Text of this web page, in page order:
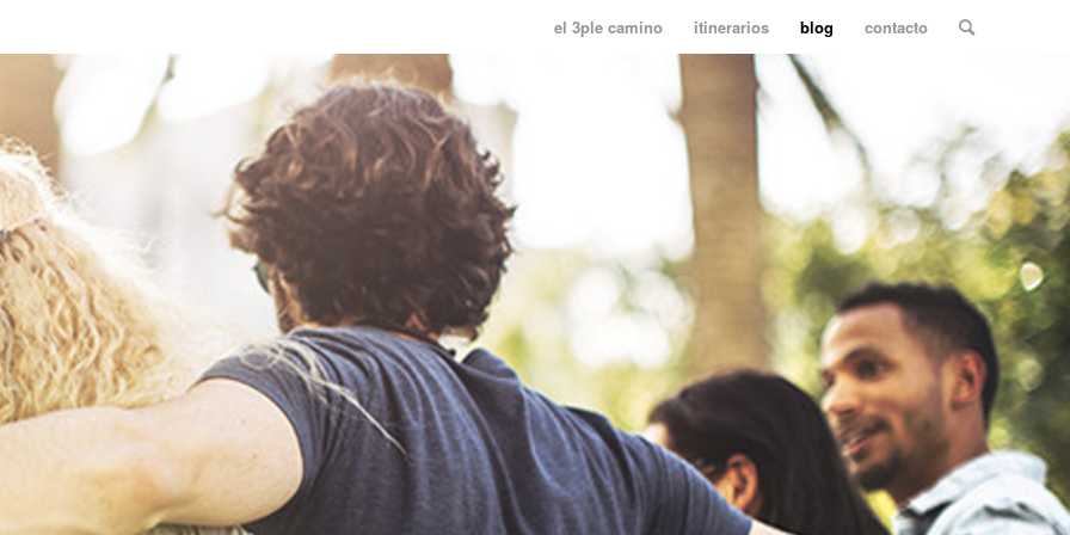
el 3ple camino itinerarios blog contacto